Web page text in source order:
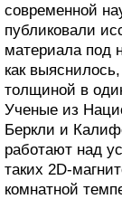
современной
публиковали
материала под
как
толщиной в
Ученые из
Беркли и
работают над
таких 2D-
комнатной